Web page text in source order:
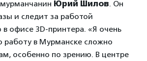
Юрий Шилов. Он
и следит за работой
в офисе 3D-принтера. «Я очень
работу в Мурманске сложно
особенно по зрению. В центре